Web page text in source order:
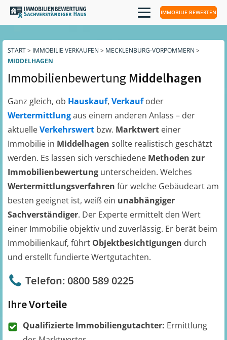
IMMOBILIE BEWERTEN
START> IMMOBILIE VERKAUFEN > MECKLENBURG-VORPOMMERN >
MIDDELHAGEN
Immobilienbewertung Middelhagen
Ganz gleich, ob Hauskauf, Verkaufoder
Wertermittlungaus einem anderen Anlass – der
aktuelleVerkehrswert bzw. Marktwert einer
Immobilie in Middelhagen sollte realistisch geschätzt
werden. Es lassen sich verschiedene Methoden zur
Immobilienbewertung unterscheiden. Welches
Wertermittlungsverfahren für welche Gebäudeart am
besten geeignet ist, weiß ein unabhängiger
Sachverständiger. Der Experte ermittelt den Wert
einer Immobilie objektiv und zuverlässig. Er berät beim
Immobilienkauf, führt Objektbesichtigungen durch
und erstellt fundierte Wertgutachten.
Telefon: 0800 589 0225
Ihre Vorteile
Qualifizierte Immobiliengutachter: Ermittlung